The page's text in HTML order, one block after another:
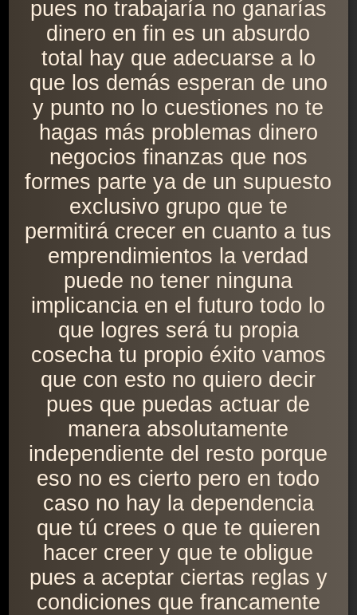
pues no trabajaría no ganarías
dinero en fin es un absurdo
total hay que adecuarse a lo
que los demás esperan de uno
y punto no lo cuestiones no te
hagas más problemas dinero
negocios finanzas que nos
formes parte ya de un supuesto
exclusivo grupo que te
permitirá crecer en cuanto a tus
emprendimientos la verdad
puede no tener ninguna
implicancia en el futuro todo lo
que logres será tu propia
cosecha tu propio éxito vamos
que con esto no quiero decir
pues que puedas actuar de
manera absolutamente
independiente del resto porque
eso no es cierto pero en todo
caso no hay la dependencia
que tú crees o que te quieren
hacer creer y que te obligue
pues a aceptar ciertas reglas y
condiciones que francamente